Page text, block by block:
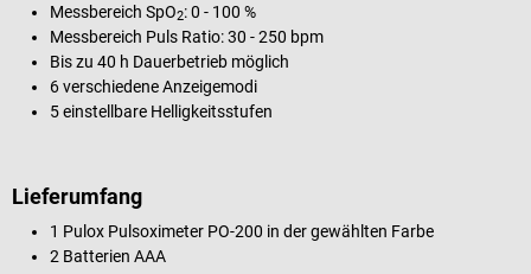
Messbereich SpO2: 0 - 100 %
Messbereich Puls Ratio: 30 - 250 bpm
Bis zu 40 h Dauerbetrieb möglich
6 verschiedene Anzeigemodi
5 einstellbare Helligkeitsstufen
Lieferumfang
1 Pulox Pulsoximeter PO-200 in der gewählten Farbe
2 Batterien AAA